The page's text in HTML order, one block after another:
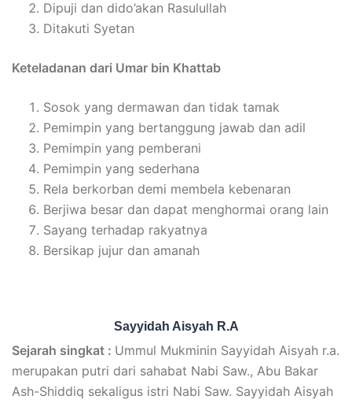
Dipuji dan dido’akan Rasulullah
Ditakuti Syetan
Keteladanan dari Umar bin Khattab
Sosok yang dermawan dan tidak tamak
Pemimpin yang bertanggung jawab dan adil
Pemimpin yang pemberani
Pemimpin yang sederhana
Rela berkorban demi membela kebenaran
Berjiwa besar dan dapat menghormai orang lain
Sayang terhadap rakyatnya
Bersikap jujur dan amanah
Sayyidah Aisyah R.A
Sejarah singkat : Ummul Mukminin Sayyidah Aisyah r.a.
merupakan putri dari sahabat Nabi Saw., Abu Bakar
Ash-Shiddiq sekaligus istri Nabi Saw. Sayyidah Aisyah